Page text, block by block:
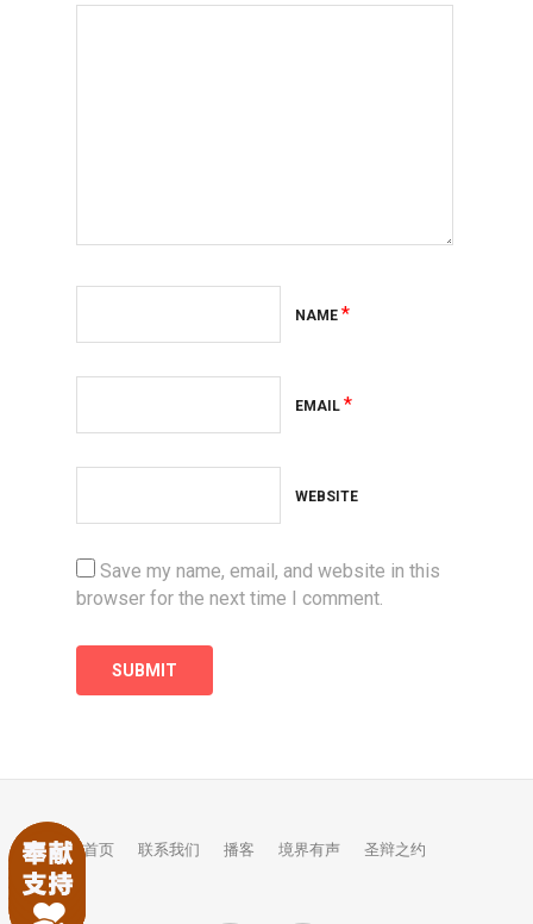
NAME *
EMAIL *
WEBSITE
Save my name, email, and website in this
browser for the next time I comment.
首页 联系我们 播客 境界有声 圣辩之约